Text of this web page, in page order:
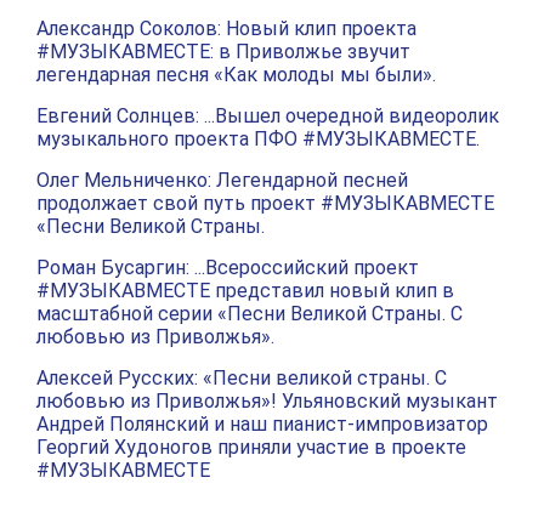
Александр Соколов: Новый клип проекта
#МУЗЫКАВМЕСТЕ: в Приволжье звучит
легендарная песня «Как молоды мы были».
Евгений Солнцев: ...Вышел очередной видеоролик
музыкального проекта ПФО #МУЗЫКАВМЕСТЕ.
Олег Мельниченко: Легендарной песней
продолжает свой путь проект #МУЗЫКАВМЕСТЕ
«Песни Великой Страны.
Роман Бусаргин: ...Всероссийский проект
#МУЗЫКАВМЕСТЕ представил новый клип в
масштабной серии «Песни Великой Страны. С
любовью из Приволжья».
Алексей Русских: «Песни великой страны. С
любовью из Приволжья»! Ульяновский музыкант
Андрей Полянский и наш пианист-импровизатор
Георгий Худоногов приняли участие в проекте
#МУЗЫКАВМЕСТЕ